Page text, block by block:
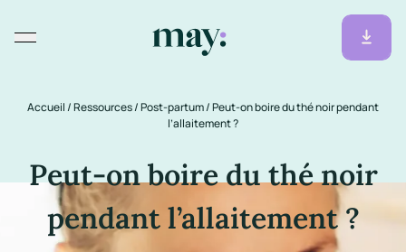
Accueil/Ressources/Post-partum/Peut-on boire du thé noir pendant
l’allaitement ?
Peut-on boire du thé noir
pendant l’allaitement ?